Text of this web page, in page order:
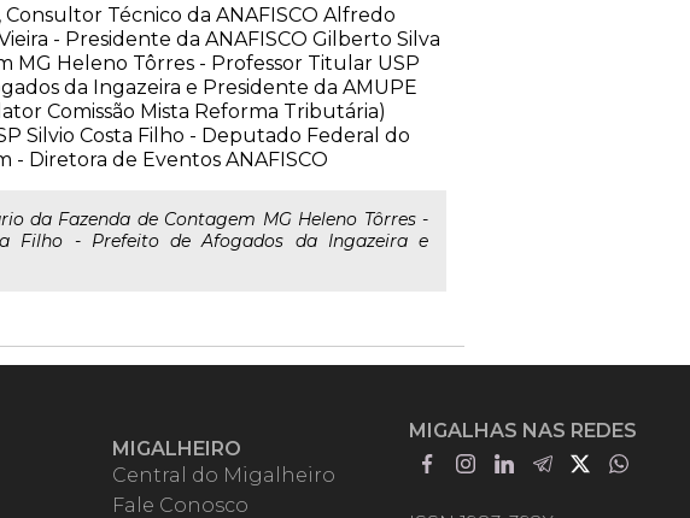
Técnico da ANAFISCO Alfredo
- Presidente da ANAFISCO Gilberto Silva
MG Heleno Tôrres - Professor Titular USP
da Ingazeira e Presidente da AMUPE
Comissão Mista Reforma Tributária)
Silvio Costa Filho - Deputado Federal do
- Diretora de Eventos ANAFISCO
da Fazenda de Contagem MG Heleno Tôrres -
Filho - Prefeito de Afogados da Ingazeira e
MIGALHEIRO
Central do Migalheiro
Fale Conosco
MIGALHAS NAS REDES